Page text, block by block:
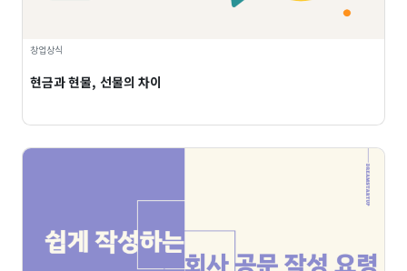
창업상식
현금과 현물, 선물의 차이